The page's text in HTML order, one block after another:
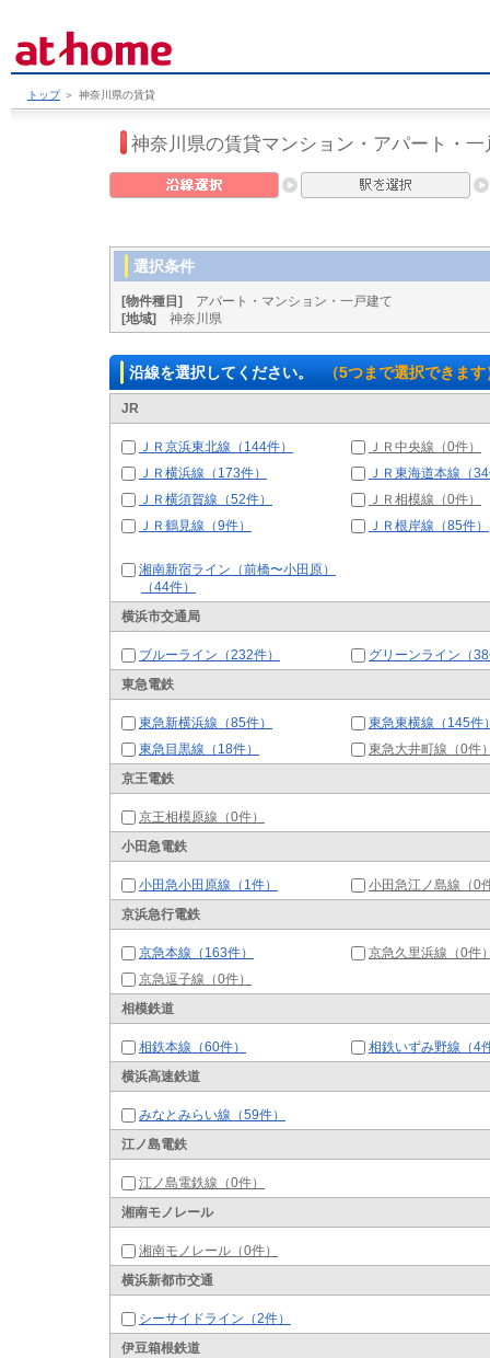
トップ ＞ 神奈川県の賃貸
神奈川県の賃貸マンション・アパート・一
選択条件
[物件種目]
アパート・マンション・一戸建て
[地域]
神奈川県
沿線を選択してください。 （5つまで選択できます
JR
ＪＲ京浜東北線（144件）
ＪＲ中央線（0件）
ＪＲ横浜線（173件）
ＪＲ東海道本線（
ＪＲ横須賀線（52件）
ＪＲ相模線（0件）
ＪＲ鶴見線（9件）
ＪＲ根岸線（85件）
湘南新宿ライン（前橋〜小田原）
（44件）
横浜市交通局
ブルーライン（232件）
グリーンライン（
東急電鉄
東急新横浜線（85件）
東急東横線（145件
東急目黒線（18件）
東急大井町線（0件
京王電鉄
京王相模原線（0件）
小田急電鉄
小田急小田原線（1件）
小田急江ノ島線（0
京浜急行電鉄
京急本線（163件）
京急久里浜線（0件
京急逗子線（0件）
相模鉄道
相鉄本線（60件）
相鉄いずみ野線（4
横浜高速鉄道
みなとみらい線（59件）
江ノ島電鉄
江ノ島電鉄線（0件）
湘南モノレール
湘南モノレール（0件）
横浜新都市交通
シーサイドライン（2件）
伊豆箱根鉄道